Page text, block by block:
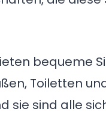
bequeme
Toiletten
sie sind alle